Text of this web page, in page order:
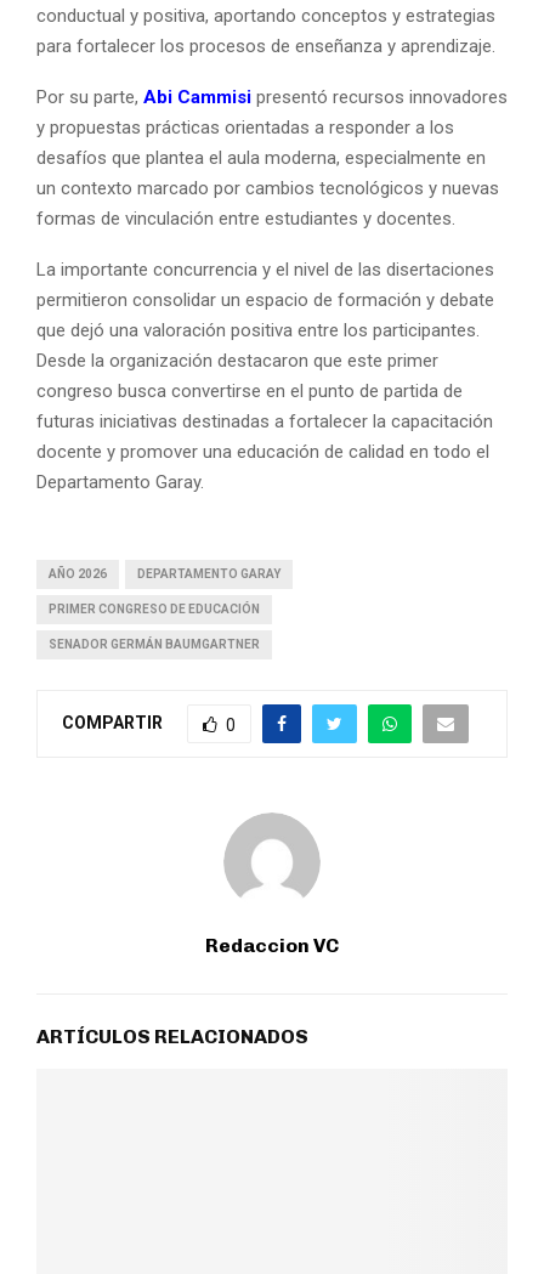
conductual y positiva, aportando conceptos y estrategias
para fortalecer los procesos de enseñanza y aprendizaje.
Por su parte, Abi Cammisi presentó recursos innovadores
y propuestas prácticas orientadas a responder a los
desafíos que plantea el aula moderna, especialmente en
un contexto marcado por cambios tecnológicos y nuevas
formas de vinculación entre estudiantes y docentes.
La importante concurrencia y el nivel de las disertaciones
permitieron consolidar un espacio de formación y debate
que dejó una valoración positiva entre los participantes.
Desde la organización destacaron que este primer
congreso busca convertirse en el punto de partida de
futuras iniciativas destinadas a fortalecer la capacitación
docente y promover una educación de calidad en todo el
Departamento Garay.
AÑO 2026 DEPARTAMENTO GARAY
PRIMER CONGRESO DE EDUCACIÓN
SENADOR GERMÁN BAUMGARTNER
COMPARTIR 0
Redaccion VC
ARTÍCULOS RELACIONADOS